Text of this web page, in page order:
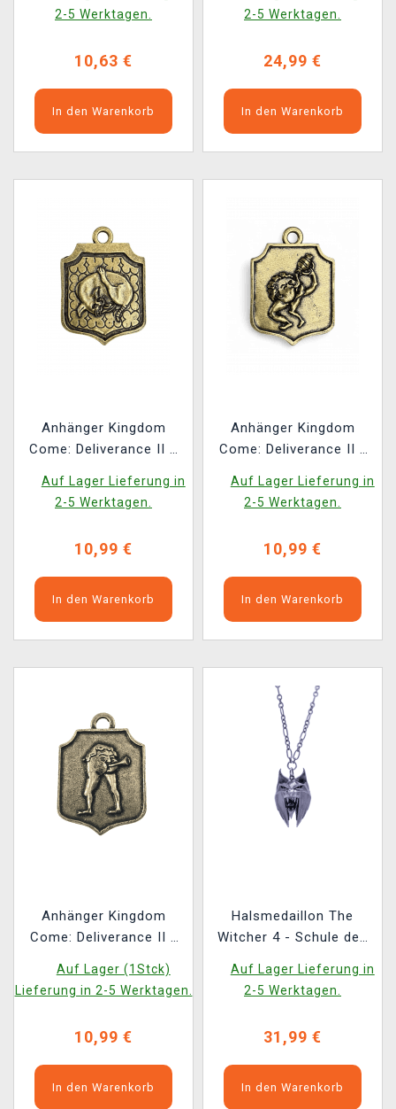
2-5 Werktagen.
10,63 €
In den Warenkorb
2-5 Werktagen.
24,99 €
In den Warenkorb
Anhänger Kingdom
Come: Deliverance II –
Auf Lager Lieferung in
2-5 Werktagen.
10,99 €
In den Warenkorb
Anhänger Kingdom
Come: Deliverance II -
Auf Lager Lieferung in
2-5 Werktagen.
10,99 €
In den Warenkorb
Anhänger Kingdom
Come: Deliverance II -
Auf Lager (1Stck)
Lieferung in 2-5 Werktagen.
10,99 €
In den Warenkorb
Halsmedaillon The
Witcher 4 - Schule des
Auf Lager Lieferung in
2-5 Werktagen.
31,99 €
In den Warenkorb